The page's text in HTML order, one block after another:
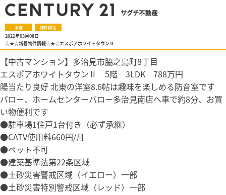
本店 物件情報
2021年03月08日
☆★☆新着物件情報☆★☆エスポアホワイトタウンⅡ
【中古マンション】多治見市脇之島町8丁目
エスポアホワイトタウンⅡ 5階 3LDK 788万円
陽当たり良好 北東の洋室8.6帖は趣味を楽しめる防音室です
バロー、ホームセンターバロー多治見南店へ車で約8分、お買
い物便利です
●駐車場1住戸1台付き（必ず承継）
●CATV使用料660円/月
●ペット不可
●建築基準法第22条区域
●土砂災害警戒区域（イエロー）一部
●土砂災害特別警戒区域（レッド）一部